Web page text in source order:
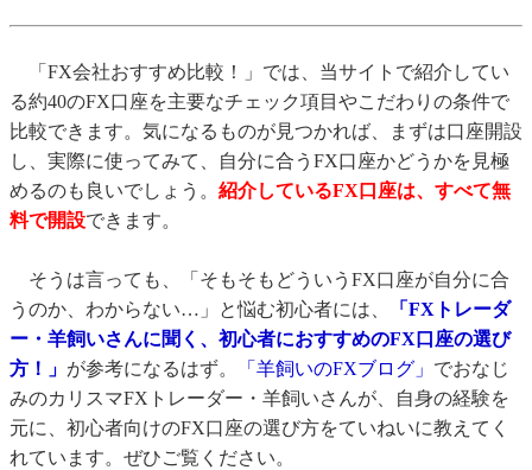
「FX会社おすすめ比較！」では、当サイトで紹介してい
る約40のFX口座を主要なチェック項目やこだわりの条件で
比較できます。気になるものが見つかれば、まずは口座開設
し、実際に使ってみて、自分に合うFX口座かどうかを見極
めるのも良いでしょう。 紹介しているFX口座は、すべて無
料で開設できます。
そうは言っても、「そもそもどういうFX口座が自分に合
うのか、わからない…」と悩む初心者には、
「FXトレーダ
ー・羊飼いさんに聞く、初心者におすすめのFX口座の選び
方！」 が参考になるはず。 「羊飼いのFXブログ」 でおなじ
みのカリスマFXトレーダー・羊飼いさんが、自身の経験を
元に、初心者向けのFX口座の選び方をていねいに教えてく
れています。ぜひご覧ください。